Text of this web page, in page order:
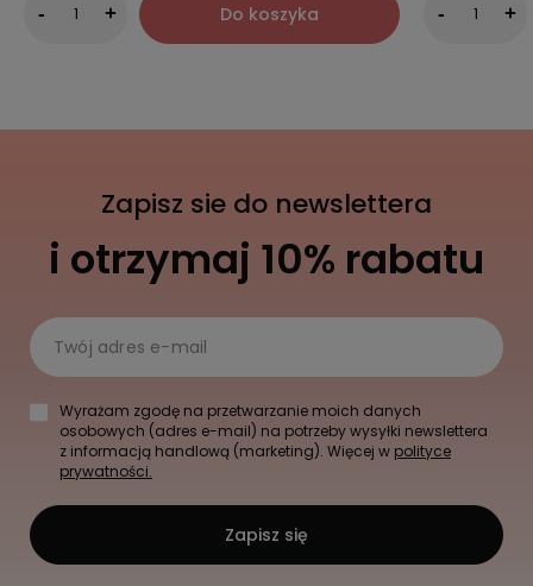
- + Do koszyka - +
Zapisz sie do newslettera
i otrzymaj 10% rabatu
Twój adres e-mail
Wyrażam zgodę na przetwarzanie moich danych
osobowych (adres e-mail) na potrzeby wysyłki newslettera
z informacją handlową (marketing). Więcej w polityce
prywatności.
Zapisz się